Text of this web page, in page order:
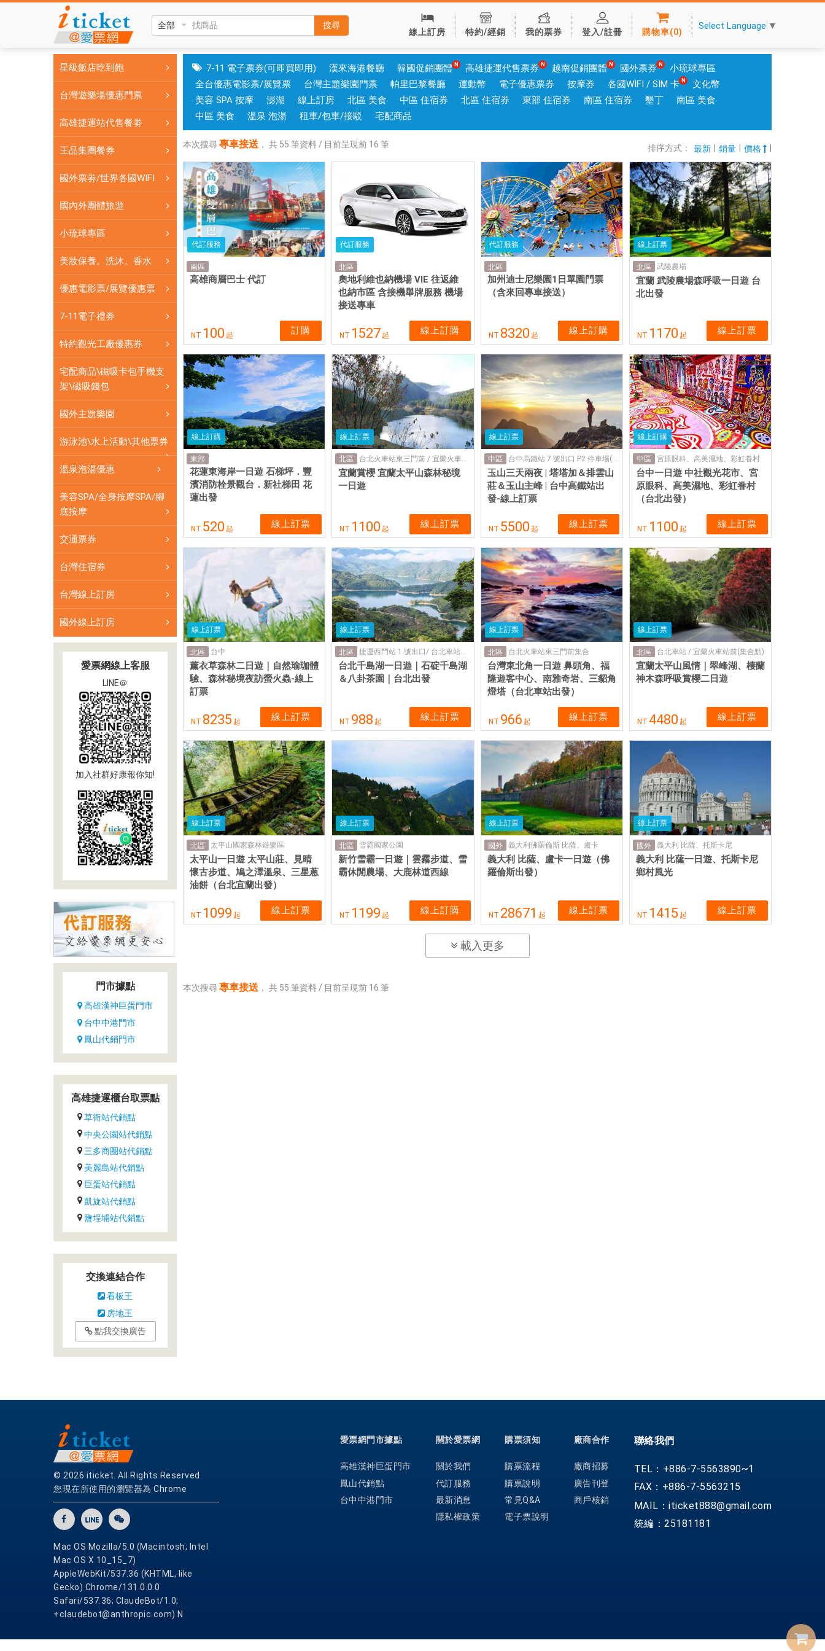
送|
卡
門
市
銷；
銷
各
實
體
網
卡
買
即
用
搜尋
線上訂房 特約/經銷 我的票券 登入/註冊 購物車(0)
Select Language ▼
星級飯店吃到飽
台灣遊樂場優惠門票
高雄捷運站代售餐劵
王品集團餐券
國外票劵/世界各國WIFI
國內外團體旅遊
小琉球專區
美妝保養。洗沐。香水
優惠電影票/展覽優惠票
7-11電子禮券
特約觀光工廠優惠券
宅配商品\磁吸卡包手機支
架\磁吸錢包
國外主題樂園
游泳池\水上活動\其他票券
溫泉泡湯優惠
美容SPA/全身按摩SPA/腳
底按摩
交通票券
台灣住宿券
台灣線上訂房
國外線上訂房
愛票網線上客服
LINE＠
加入社群好康報你知!
門市據點
高雄漢神巨蛋門市
台中中港門市
鳳山代銷門市
高雄捷運櫃台取票點
草衙站代銷點
中央公園站代銷點
三多商圈站代銷點
美麗島站代銷點
巨蛋站代銷點
凱旋站代銷點
鹽埕埔站代銷點
交換連結合作
看板王
房地王
點我交換廣告
7-11 電子票券(可即買即用) 漢來海港餐廳 韓國促銷團體 高雄捷運代售票券 越南促銷團體 國外票券
小琉球專區
全台優惠電影票/展覽票
台灣主題樂園門票 帕里巴黎餐廳 運動幣 電子優惠票券 按摩券 各國WIFI / SIM 卡
文化幣
美容 SPA 按摩
澎湖 線上訂房 北區 美食 中區 住宿券 北區 住宿券 東部 住宿券 南區 住宿券 墾丁
南區 美食
中區 美食
溫泉 泡湯 租車/包車/接駁 宅配商品
本次搜尋 專車接送 ， 共 55 筆資料 / 目前呈現前 16 筆 排序方式： 最新 銷量 價格
代訂服務
南區
高雄商層巴士 代訂
NT 100 起 訂購
代訂服務
北區
奧地利維也納機場 VIE 往返維
也納市區 含接機舉牌服務 機場
接送專車
NT 1527 起 線上訂購
代訂服務
北區
加州迪士尼樂園1日單園門票
（含來回專車接送）
NT 8320 起 線上訂購
線上訂票
北區 武陵農場
宜蘭 武陵農場森呼吸一日遊 台
北出發
NT 1170 起 線上訂票
線上訂購
東部
花蓮東海岸一日遊 石梯坪．豐
濱消防栓景觀台．新社梯田 花
蓮出發
NT 520 起 線上訂票
線上訂票
北區
宜蘭賞櫻 宜蘭太平山森林秘境
一日遊
NT 1100 起 線上訂票
線上訂票
中區 台中高鐵站 7 號出口 P2 停車場(集合地點)
玉山三天兩夜 | 塔塔加＆排雲山
莊＆玉山主峰 | 台中高鐵站出
發-線上訂票
NT 5500 起 線上訂票
線上訂購
中區 宮原眼科、高美濕地、彩虹眷村
台中一日遊 中社觀光花市、宮
原眼科、高美濕地、彩虹眷村
（台北出發）
NT 1100 起 線上訂票
線上訂票
北區 台中
薰衣草森林二日遊｜自然瑜珈體
驗、森林秘境夜訪螢火蟲-線上
訂票
NT 8235 起 線上訂票
線上訂票
北區 捷運西門站 1 號出口/ 台北車站東三門前(集合點)
台北千島湖一日遊｜石碇千島湖
＆八卦茶園｜台北出發
NT 988 起 線上訂票
線上訂票
北區 台北火車站東三門前集合
台灣東北角一日遊 鼻頭角、福
隆遊客中心、南雅奇岩、三貂角
燈塔（台北車站出發）
NT 966 起 線上訂票
線上訂票
北區 台北車站 / 宜蘭火車站前(集合點)
宜蘭太平山風情｜翠峰湖、棲蘭
神木森呼吸賞櫻二日遊
NT 4480 起 線上訂票
線上訂票
北區 太平山國家森林遊樂區
太平山一日遊 太平山莊、見晴
懷古步道、鳩之澤溫泉、三星蔥
油餅（台北宜蘭出發）
NT 1099 起 線上訂票
線上訂票
北區 雪霸國家公園
新竹雪霸一日遊｜雲霧步道、雪
霸休閒農場、大鹿林道西線
NT 1199 起 線上訂購
線上訂票
國外 義大利佛羅倫斯 比薩、盧卡
義大利 比薩、盧卡一日遊（佛
羅倫斯出發）
NT 28671 起 線上訂票
線上訂票
國外 義大利 比薩、托斯卡尼
義大利 比薩一日遊、托斯卡尼
鄉村風光
NT 1415 起 線上訂票
載入更多
本次搜尋 專車接送 ， 共 55 筆資料 / 目前呈現前 16 筆
© 2026 iticket. All Rights Reserved.
您現在所使用的瀏覽器為 Chrome
Mac OS Mozilla/5.0 (Macintosh; Intel
Mac OS X 10_15_7)
AppleWebKit/537.36 (KHTML, like
Gecko) Chrome/131.0.0.0
Safari/537.36; ClaudeBot/1.0;
+claudebot@anthropic.com) N
聯絡我們
TEL：+886-7-5563890~1
FAX：+886-7-5563215
MAIL：iticket888@gmail.com
統編：25181181
廠商合作
廠商招募
廣告刊登
商戶核銷
購票須知
購票流程
購票說明
常見Q&A
電子票說明
關於愛票網
關於我們
代訂服務
最新消息
隱私權政策
愛票網門市據點
高雄漢神巨蛋門市
鳳山代銷點
台中中港門市